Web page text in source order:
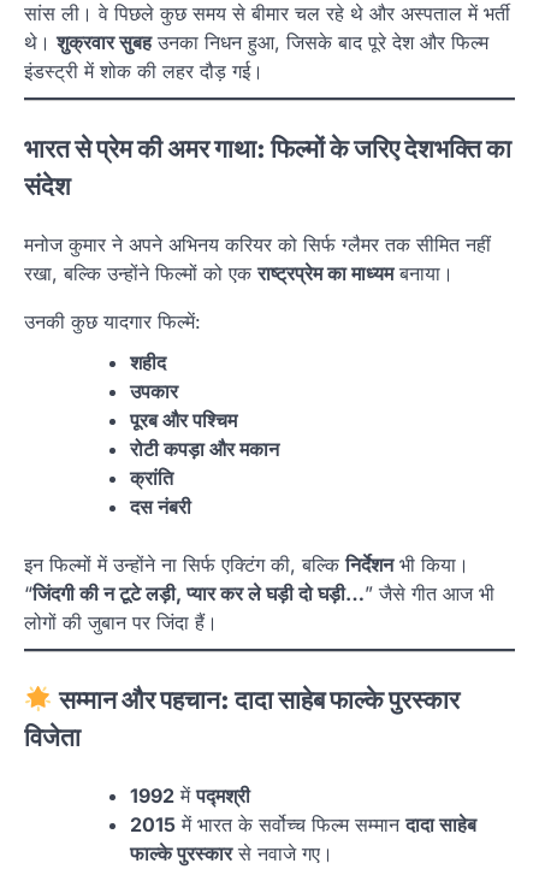
सांस ली। वे पिछले कुछ समय से बीमार चल रहे थे और अस्पताल में भर्ती
थे।शुक्रवार सुबहउनका निधन हुआ, जिसके बाद पूरे देश और फिल्म
इंडस्ट्री में शोक की लहर दौड़ गई।
भारत से प्रेम की अमर गाथा: फिल्मों के जरिए देशभक्ति का
संदेश
मनोज कुमार ने अपने अभिनय करियर को सिर्फ ग्लैमर तक सीमित नहीं
रखा, बल्कि उन्होंने फिल्मों को एकराष्ट्रप्रेम का माध्यमबनाया।
उनकी कुछ यादगार फिल्में:
शहीद
उपकार
पूरब और पश्चिम
रोटी कपड़ा और मकान
क्रांति
दस नंबरी
इन फिल्मों में उन्होंने ना सिर्फ एक्टिंग की, बल्किनिर्देशनभी किया।
“जिंदगी की न टूटे लड़ी, प्यार कर ले घड़ी दो घड़ी…” जैसे गीत आज भी
लोगों की जुबान पर जिंदा हैं।
सम्मान और पहचान: दादा साहेब फाल्के पुरस्कार
विजेता
1992 मेंपद्मश्री
2015 में भारत के सर्वोच्च फिल्म सम्मानदादा साहेब
फाल्के पुरस्कारसे नवाजे गए।